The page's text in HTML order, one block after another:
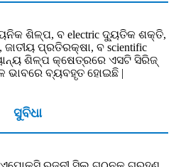
ଶିଳ୍ପ, ବ electric ଦ୍ୟୁତିକ ଶକ୍ତି,
ପ୍ରତିରକ୍ଷା, ବ scientific
ଶିଳ୍ପ କ୍ଷେତ୍ରରେ ଏସଟି ସିରିଜ୍
ଭାବରେ ବ୍ୟବହୃତ ହୋଇଛି |
ସୁବିଧା